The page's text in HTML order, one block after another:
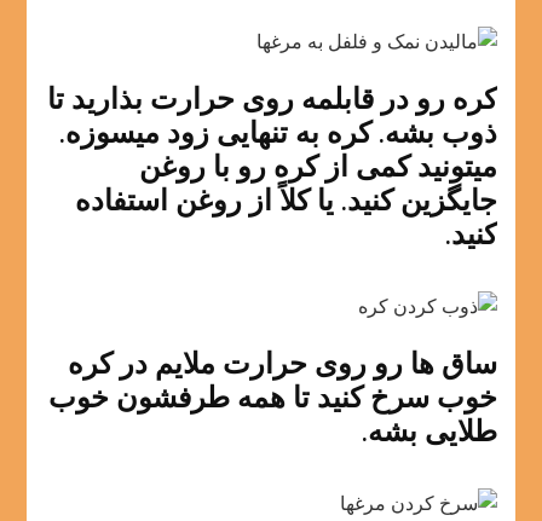
کره رو در قابلمه روی حرارت بذارید تا
ذوب بشه. کره به تنهایی زود میسوزه.
میتونید کمی از کره رو با روغن
جایگزین کنید. یا کلاً از روغن استفاده
کنید.
ساق ها رو روی حرارت ملایم در کره
خوب سرخ کنید تا همه طرفشون خوب
طلایی بشه.